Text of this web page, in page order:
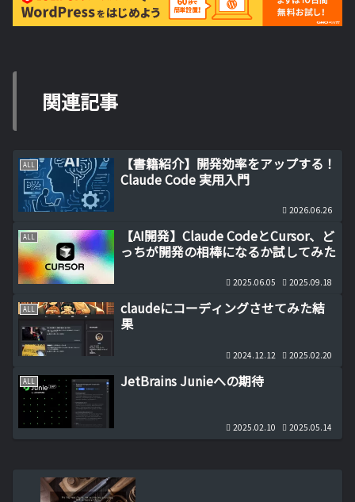
関連記事
ALL
【書籍紹介】開発効率をアップする！
Claude Code 実用入門
2026.06.26
ALL
【AI開発】Claude CodeとCursor、ど
っちが開発の相棒になるか試してみた
2025.06.05 2025.09.18
ALL
claudeにコーディングさせてみた結
果
2024.12.12 2025.02.20
ALL JetBrains Junieへの期待
2025.02.10 2025.05.14